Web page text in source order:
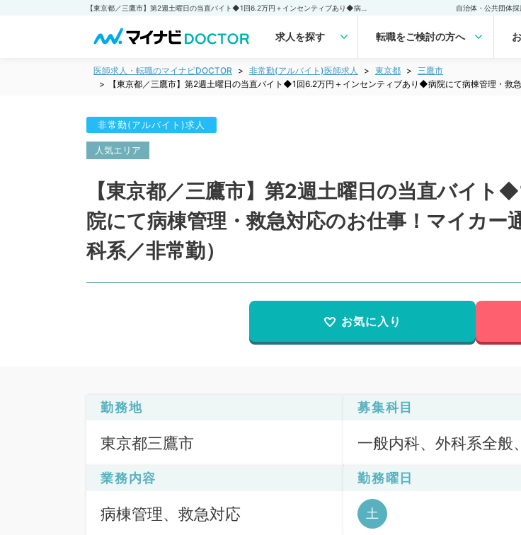
自治体・公共団体
求人を探す 転職をご検討の方へ
医師求人・転職のマイナビDOCTOR 非常勤(アルバイト)医師求人 東京都
三鷹市
【東京都／三鷹市】第2週土曜日の当直バイト◆1回6.2万円＋インセンティブあり◆病院にて病棟管理・救
非常勤(アルバイト)求人
人気エリア
【東京都／三鷹市】第2週土曜日の当直バイ
院にて病棟管理・救急対応のお仕事！マイカ
科系／非常勤）
お気に入り
勤務地
東京都三鷹市
募集科目
一般内科、外科系全般
業務内容
病棟管理、救急対応
勤務曜日
土